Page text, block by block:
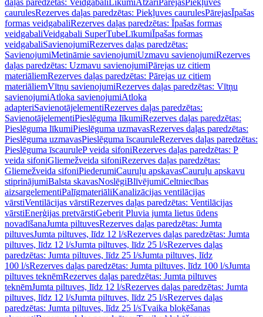
daļas paredzētas: Veidgabali LīkumiAtzari PārejasPiekļuves
caurulesRezerves daļas paredzētas: Piekļuves caurulesPārejasĪpašas
formas veidgabaliRezerves daļas paredzētas: Īpašas formas
veidgabaliVeidgabali SuperTubeLīkumiĪpašas formas
veidgabaliSavienojumiRezerves daļas paredzētas:
SavienojumiMetināmie savienojumiUzmavu savienojumiRezerves
daļas paredzētas: Uzmavu savienojumiPārejas uz citiem
materiāliemRezerves daļas paredzētas: Pārejas uz citiem
materiāliemVītņu savienojumiRezerves daļas paredzētas: Vītņu
savienojumiAtloka savienojumiAtloka
adapteriSavienotājelementiRezerves daļas paredzētas:
SavienotājelementiPieslēguma līkumiRezerves daļas paredzētas:
Pieslēguma līkumiPieslēguma uzmavasRezerves daļas paredzētas:
Pieslēguma uzmavasPieslēguma īscauruleRezerves daļas paredzētas:
Pieslēguma īscauruleP veida sifoniRezerves daļas paredzētas: P
veida sifoniGliemežveida sifoniRezerves daļas paredzētas:
Gliemežveida sifoniPiederumiCauruļu apskavasCauruļu apskavu
stiprinājumiBalsta skavasNoslēgiBlīvējumiCeltniecības
aizsargelementiPalīgmateriāliKanalizācijas ventilācijas
vārstiVentilācijas vārstiRezerves daļas paredzētas: Ventilācijas
vārstiEnerģijas pretvārstiGeberit Pluvia jumta lietus ūdens
novadīšanaJumta piltuvesRezerves daļas paredzētas: Jumta
piltuvesJumta piltuves, līdz 12 l/sRezerves daļas paredzētas: Jumta
piltuves, līdz 12 l/sJumta piltuves, līdz 25 l/sRezerves daļas
paredzētas: Jumta piltuves, līdz 25 l/sJumta piltuves, līdz
100 l/sRezerves daļas paredzētas: Jumta piltuves, līdz 100 l/sJumta
piltuves teknēmRezerves daļas paredzētas: Jumta piltuves
teknēmJumta piltuves, līdz 12 l/sRezerves daļas paredzētas: Jumta
piltuves, līdz 12 l/sJumta piltuves, līdz 25 l/sRezerves daļas
paredzētas: Jumta piltuves, līdz 25 l/sTvaika bloķēšanas